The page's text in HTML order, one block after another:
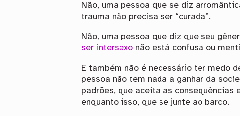
Não, uma pessoa que se diz
trauma não precisa ser “curada”.
Não, uma pessoa que diz que seu
ser intersexo não está confusa ou
E também não é necessário ter medo
pessoa não tem nada a ganhar da
padrões, que aceita as consequências
enquanto isso, que se junte ao barco.